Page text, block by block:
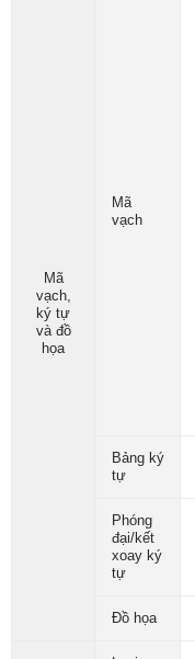
Mã
vạch,
ký tự
và đồ
họa
Mã
vạch
Bảng ký
tự
Phóng
đại/kết
xoay ký
tự
Đồ họa